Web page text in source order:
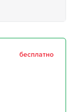
бесплатно